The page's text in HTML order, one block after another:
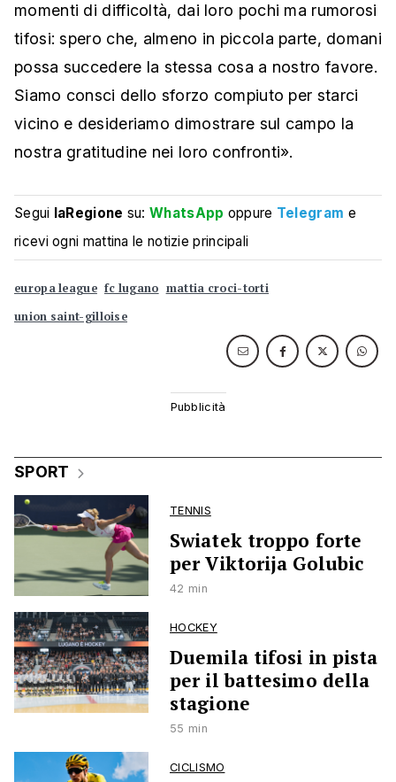
momenti di difficoltà, dai loro pochi ma rumorosi
tifosi: spero che, almeno in piccola parte, domani
possa succedere la stessa cosa a nostro favore.
Siamo consci dello sforzo compiuto per starci
vicino e desideriamo dimostrare sul campo la
nostra gratitudine nei loro confronti».
Segui laRegione su:WhatsApp oppure Telegram e
ricevi ogni mattina le notizie principali
europa league fc lugano mattia croci-torti
union saint-gilloise
SPORT
TENNIS
Swiatek troppo forte
per Viktorija Golubic
42 min
HOCKEY
Duemila tifosi in pista
per il battesimo della
stagione
55 min
CICLISMO